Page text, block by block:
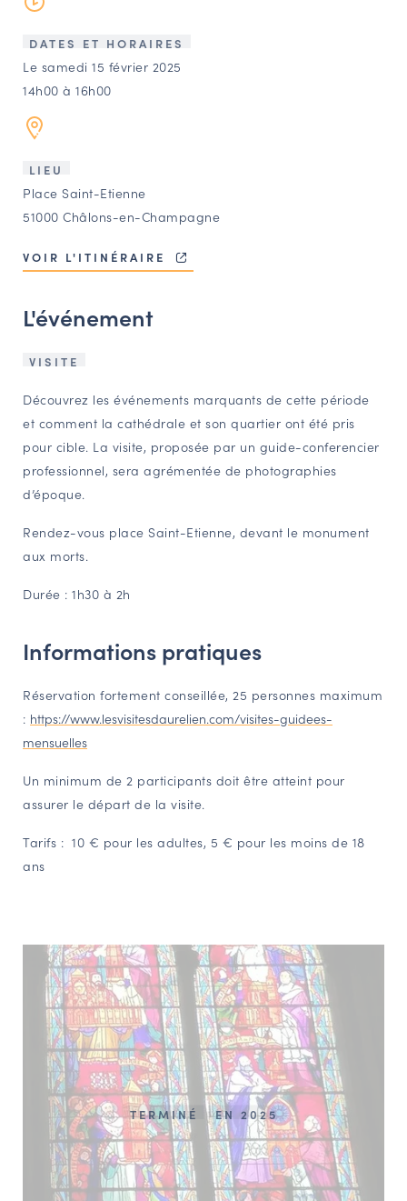
Agenda
Annuaire
Ressources
OFFRES D’EMPLOI ET DE STAGE
BOURSE D’ÉCHANGE
CARTES DES NAUDIN
Espace acteurs
NAVIGATION FILTRÉE « ACTEURS »
PORTAIL CULTURE
Comité d'Histoire Régionale
Service Inventaire et Patrimoines de la Région Grand Est
Amateurs d’histoire et de patrimoine
DATES ET HORAIRES
Le samedi 15 février 2025
14h00 à 16h00
LIEU
Place Saint-Etienne
51000 Châlons-en-Champagne
VOIR L'ITINÉRAIRE
L'événement
VISITE
Découvrez les événements marquants de cette période
et comment la cathédrale et son quartier ont été pris
pour cible. La visite, proposée par un guide-conferencier
professionnel, sera agrémentée de photographies
d’époque.
Rendez-vous place Saint-Etienne, devant le monument
aux morts.
Durée : 1h30 à 2h
Informations pratiques
Réservation fortement conseillée, 25 personnes maximum
: https://www.lesvisitesdaurelien.com/visites-guidees-
mensuelles
Un minimum de 2 participants doit être atteint pour
assurer le départ de la visite.
Tarifs : 10 € pour les adultes, 5 € pour les moins de 18
ans
TERMINÉ EN 2025